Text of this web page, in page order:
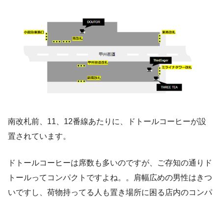
南改札前、11、12番線あたりに、ドトールコーヒーが設
置されています。
ドトールコーヒーは席数も多いのですが、ご存知の通りド
トールってコンパクトですよね。。肩幅広めの男性はきつ
いですし、荷物持ってる人も置き場所に困る店内のコンパ